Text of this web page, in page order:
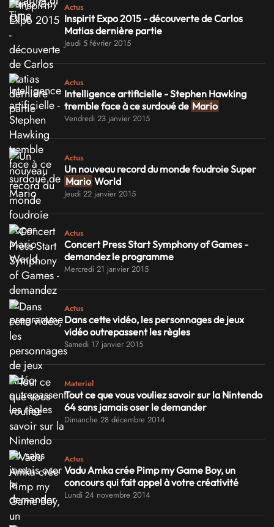
Actus
Inspirit Expo 2015 - découverte de Carlos
Matias dernière partie
Jeudi 5 février 2015
Actus
Intelligence artificielle - Stephen Hawking
tremble face à ce surdoué de Mario
Vendredi 23 janvier 2015
Actus
Un nouveau record du monde foudroie Super
Mario World
Jeudi 22 janvier 2015
Actus
Concert Press Start Symphony of Games -
demandez le programme
Mercredi 21 janvier 2015
Actus
Dans cette vidéo, les personnages de jeux
vidéo outrepassent les règles
Samedi 17 janvier 2015
Materiel
Tout ce que vous vouliez savoir sur la Nintendo
64 sans jamais oser le demander
Dimanche 28 décembre 2014
Actus
Vadu Amka crée Pimp my Game Boy, un
concours qui fait appel à votre créativité
Lundi 24 novembre 2014